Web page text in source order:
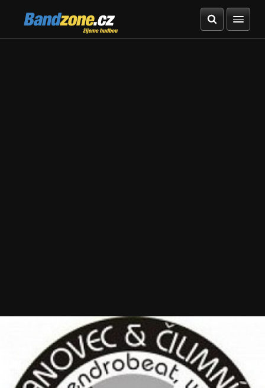
Bandzone.cz
žijeme hudbou